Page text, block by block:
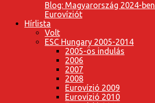
Blog: Magyarország 2024-
Eurovíziót
Hírlista
Volt
ESC Hungary 2005-2014
2005-ös indulás
2006
2007
2008
Eurovízió 2009
Eurovízió 2010